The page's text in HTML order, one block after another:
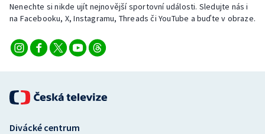
Nenechte si nikde ujít nejnovější sportovní události. Sledujte nás i
na Facebooku, X, Instagramu, Threads či YouTube a buďte v obraze.
Divácké centrum